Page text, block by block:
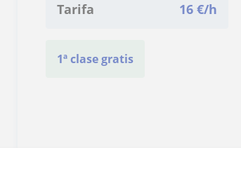
Tarifa 16 €/h
1ª clase gratis